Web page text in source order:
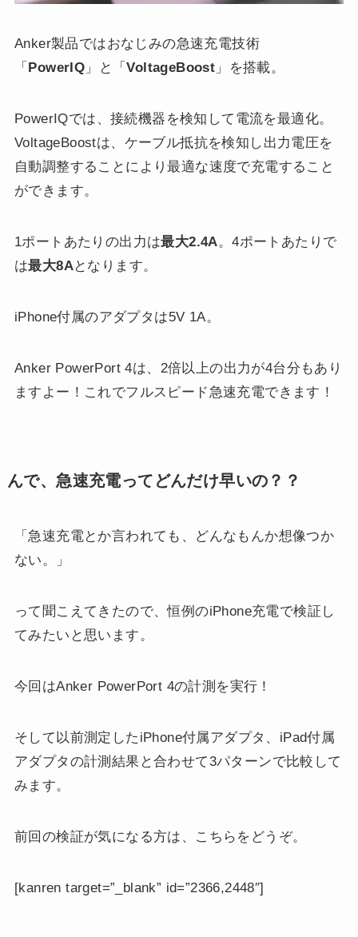
Anker製品ではおなじみの急速充電技術
「 PowerIQ 」と「VoltageBoost 」を搭載。
PowerIQでは、接続機器を検知して電流を最適化。
VoltageBoostは、ケーブル抵抗を検知し出力電圧を
自動調整することにより最適な速度で充電すること
ができます。
1ポートあたりの出力は最大2.4A。4ポートあたりで
は最大8Aとなります。
iPhone付属のアダプタは5V 1A。
Anker PowerPort 4は、2倍以上の出力が4台分もあり
ますよー！これでフルスピード急速充電できます！
んで、急速充電ってどんだけ早いの？？
「急速充電とか言われても、どんなもんか想像つか
ない。」
って聞こえてきたので、恒例のiPhone充電で検証し
てみたいと思います。
今回はAnker PowerPort 4の計測を実行！
そして以前測定したiPhone付属アダプタ、iPad付属
アダプタの計測結果と合わせて3パターンで比較して
みます。
前回の検証が気になる方は、こちらをどうぞ。
[kanren target=”_blank” id=”2366,2448″]